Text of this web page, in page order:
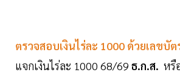
ตรวจสอบเงินไร่ละ 1000 ด้วยเลขบั
แจกเงินไร่ละ 1000 68/69 ธ.ก.ส. หรื